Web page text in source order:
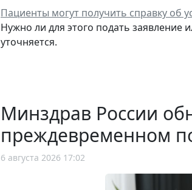
Пациенты могут получить справку об
Нужно ли для этого подать заявление
уточняется.
Минздрав России
преждевременном
6 августа 2026 17:02